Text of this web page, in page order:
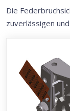
Die
zuverlässigen